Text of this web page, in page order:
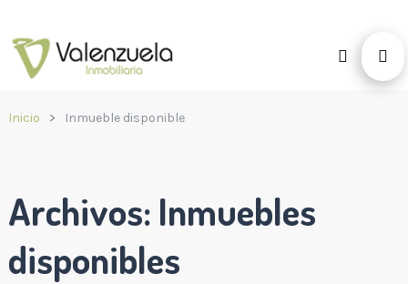
Inicio Inmueble disponible
Archivos: Inmuebles
disponibles